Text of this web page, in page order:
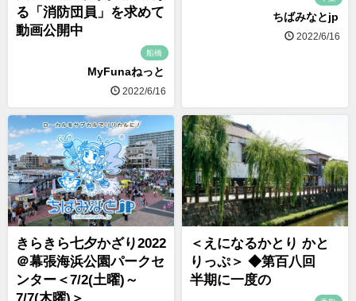
る「消防団員」を求めて
動画公開中
船橋
MyFunaねっと
2022/6/16
ちばみなとjp
2022/6/16
きらきら七夕かざり2022
＠幕張海浜公園パークセ
ンター＜7/2(土曜)～
＜えになるかとり かと
りっぷ＞ ◆第百八回
半期に一度の